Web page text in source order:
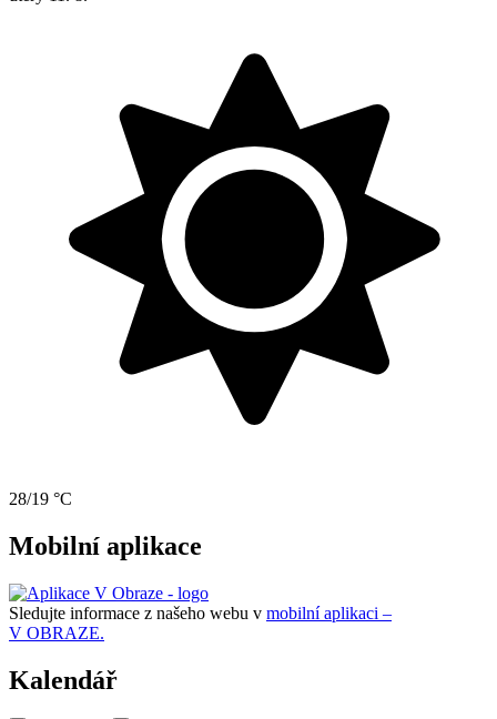
28/19 °C
Mobilní aplikace
Sledujte informace z našeho webu v mobilní aplikaci –
V OBRAZE.
Kalendář